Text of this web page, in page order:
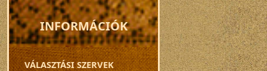
INFORMÁCIÓK
VÁLASZTÁSI SZERVEK